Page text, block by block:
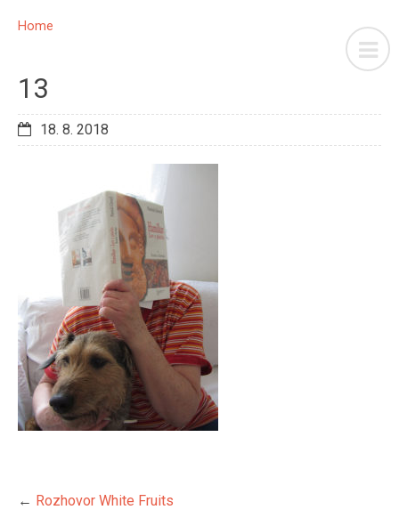
Home
13
18. 8. 2018
← Rozhovor White Fruits